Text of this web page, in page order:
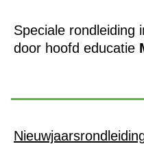
Speciale rondleiding
door hoofd educatie